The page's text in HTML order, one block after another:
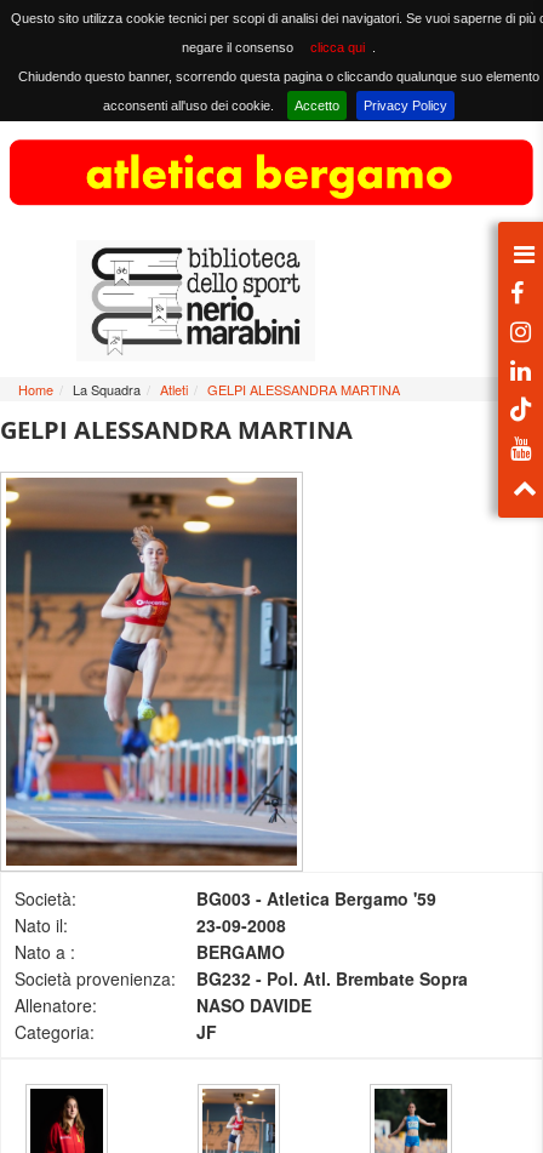
Questo sito utilizza cookie tecnici per scopi di analisi dei navigatori. Se vuoi saperne di più
negare il consenso
clicca qui
Chiudendo questo banner, scorrendo questa pagina o cliccando qualunque suo elemento
acconsenti all'uso dei cookie.
Accetto Privacy Policy
Home / La Squadra / Atleti / GELPI ALESSANDRA MARTINA
GELPI ALESSANDRA MARTINA
Società:
BG003 - Atletica Bergamo '59
Nato il:
23-09-2008
Nato a :
BERGAMO
Società provenienza:
BG232 - Pol. Atl. Brembate Sopra
Allenatore:
NASO DAVIDE
Categoria:
JF